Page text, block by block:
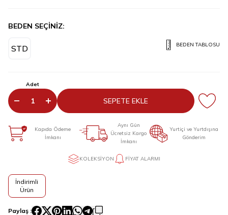
BEDEN SEÇİNİZ:
STD BEDEN TABLOSU
Adet
SEPETE EKLE
Kapıda Ödeme
İmkanı
Aynı Gün
Ücretsiz Kargo
İmkanı
Yurtiçi ve Yurtdışına
Gönderim
KOLEKSIYON FIYAT ALARMI
İndirimli
Ürün
Paylaş :